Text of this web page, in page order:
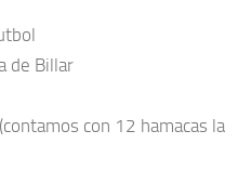
de Billar
con 12 hamacas